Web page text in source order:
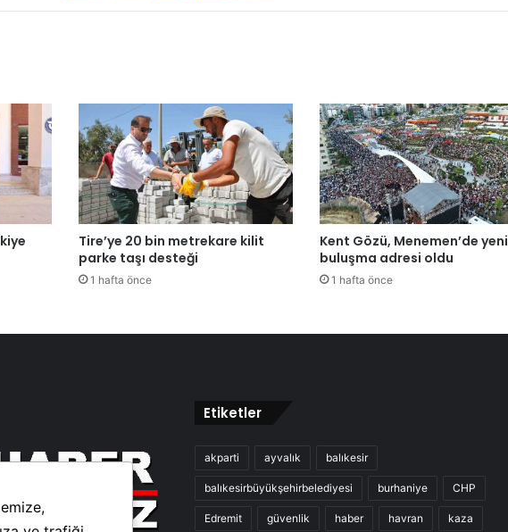
Tire’ye 20 bin metrekare kilit
parke taşı desteği
1 hafta önce
Kent Gözü, Menemen’de yeni
buluşma adresi oldu
1 hafta önce
Etiketler
akparti ayvalık balıkesir
balıkesirbüyükşehirbelediyesi burhaniye CHP
Edremit güvenlik haber havran kaza